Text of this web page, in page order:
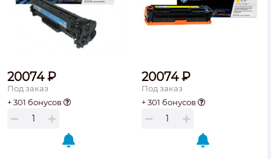
20074 ₽
Под заказ
+ 301 бонусов
20074 ₽
Под заказ
+ 301 бонусов